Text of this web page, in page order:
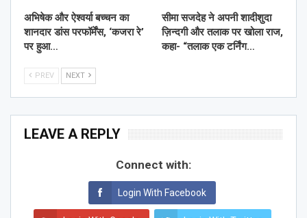
अभिषेक और ऐश्वर्या बच्चन का
शानदार डांस परफॉर्मेंस, ‘कजरा रे’
पर हुआ…
सीमा सजदेह ने अपनी शादीशुदा
ज़िन्दगी और तलाक पर खोला राज,
कहा- “तलाक एक टर्निंग…
PREV NEXT
LEAVE A REPLY
Connect with:
Login With Facebook